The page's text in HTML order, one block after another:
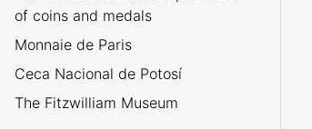
of coins and medals
Monnaie de Paris
Ceca Nacional de Potosí
The Fitzwilliam Museum